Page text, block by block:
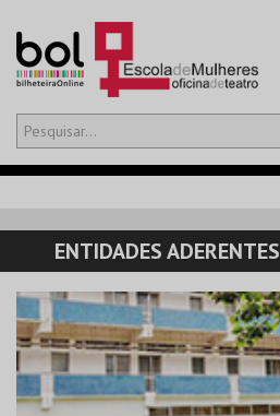
Olá,iniciar sessão
CARRINHO
EVENTOS
CARTÕES
PRODUTOS
ENTIDADES ADERENTES